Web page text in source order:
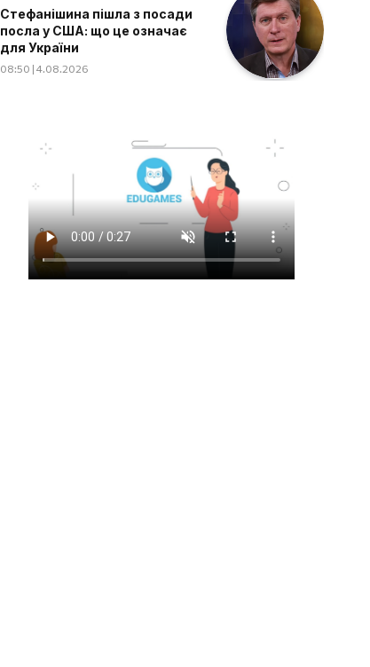
Стефанішина пішла з посади
посла у США: що це означає
для України
08:50 | 4.08.2026